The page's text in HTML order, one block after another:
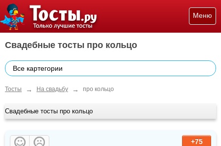
Меню
Свадебные тосты про кольцо
Все картегории
Тосты → На свадьбу → про кольцо
Свадебные тосты про кольцо
+75